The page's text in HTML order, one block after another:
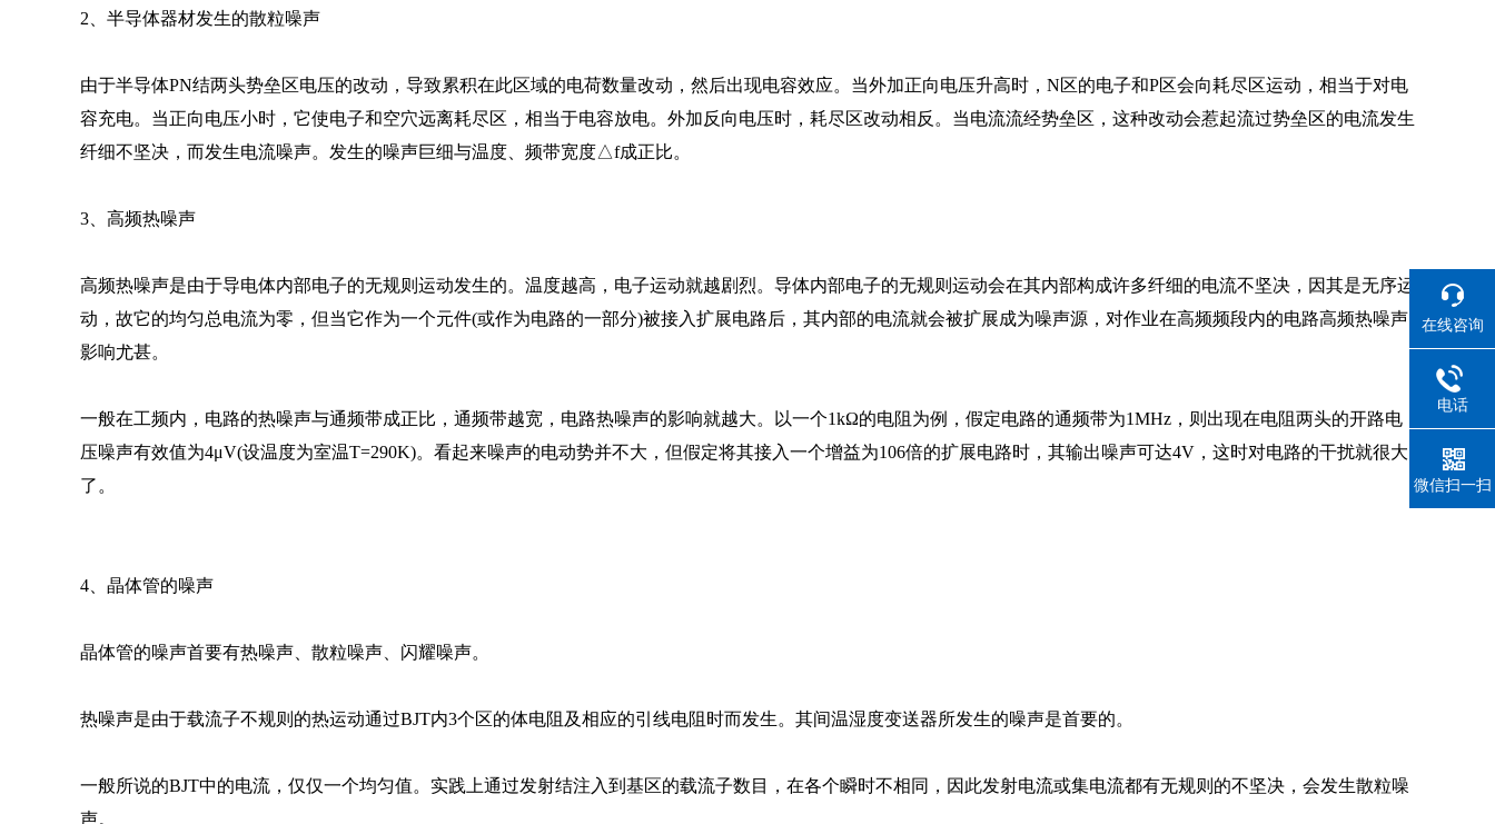
2、半导体器材发生的散粒噪声
由于半导体PN结两头势垒区电压的改动，导致累积在此区域的电荷数量改动，然后出现电容效应。当外加正向电压升高时，N区的电子和P区会向耗尽区运动，相当于对电
容充电。当正向电压小时，它使电子和空穴远离耗尽区，相当于电容放电。外加反向电压时，耗尽区改动相反。当电流流经势垒区，这种改动会惹起流过势垒区的电流发生
纤细不坚决，而发生电流噪声。发生的噪声巨细与温度、频带宽度△f成正比。
3、高频热噪声
高频热噪声是由于导电体内部电子的无规则运动发生的。温度越高，电子运动就越剧烈。导体内部电子的无规则运动会在其内部构成许多纤细的电流不坚决，因其是无序运
动，故它的均匀总电流为零，但当它作为一个元件(或作为电路的一部分)被接入扩展电路后，其内部的电流就会被扩展成为噪声源，对作业在高频频段内的电路高频热噪声
影响尤甚。
一般在工频内，电路的热噪声与通频带成正比，通频带越宽，电路热噪声的影响就越大。以一个1kΩ的电阻为例，假定电路的通频带为1MHz，则出现在电阻两头的开路电
压噪声有效值为4μV(设温度为室温T=290K)。看起来噪声的电动势并不大，但假定将其接入一个增益为106倍的扩展电路时，其输出噪声可达4V，这时对电路的干扰就很大
了。
4、晶体管的噪声
晶体管的噪声首要有热噪声、散粒噪声、闪耀噪声。
热噪声是由于载流子不规则的热运动通过BJT内3个区的体电阻及相应的引线电阻时而发生。其间温湿度变送器所发生的噪声是首要的。
一般所说的BJT中的电流，仅仅一个均匀值。实践上通过发射结注入到基区的载流子数目，在各个瞬时不相同，因此发射电流或集电流都有无规则的不坚决，会发生散粒噪
声。
在线咨询
电话
微信扫一扫